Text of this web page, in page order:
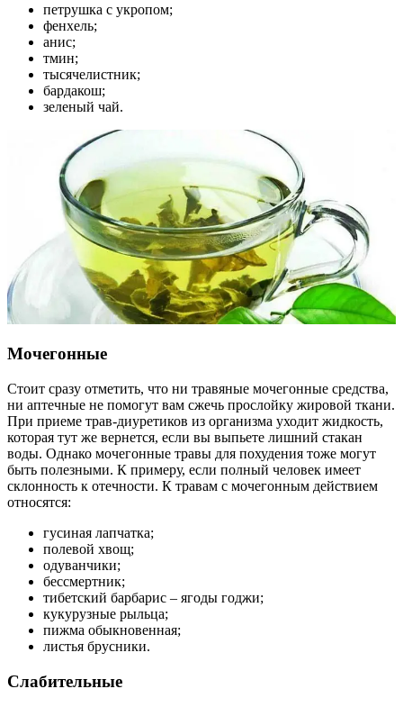
петрушка с укропом;
фенхель;
анис;
тмин;
тысячелистник;
бардакош;
зеленый чай.
Мочегонные
Стоит сразу отметить, что ни травяные мочегонные средства,
ни аптечные не помогут вам сжечь прослойку жировой ткани.
При приеме трав-диуретиков из организма уходит жидкость,
которая тут же вернется, если вы выпьете лишний стакан
воды. Однако мочегонные травы для похудения тоже могут
быть полезными. К примеру, если полный человек имеет
склонность к отечности. К травам с мочегонным действием
относятся:
гусиная лапчатка;
полевой хвощ;
одуванчики;
бессмертник;
тибетский барбарис – ягоды годжи;
кукурузные рыльца;
пижма обыкновенная;
листья брусники.
Слабительные